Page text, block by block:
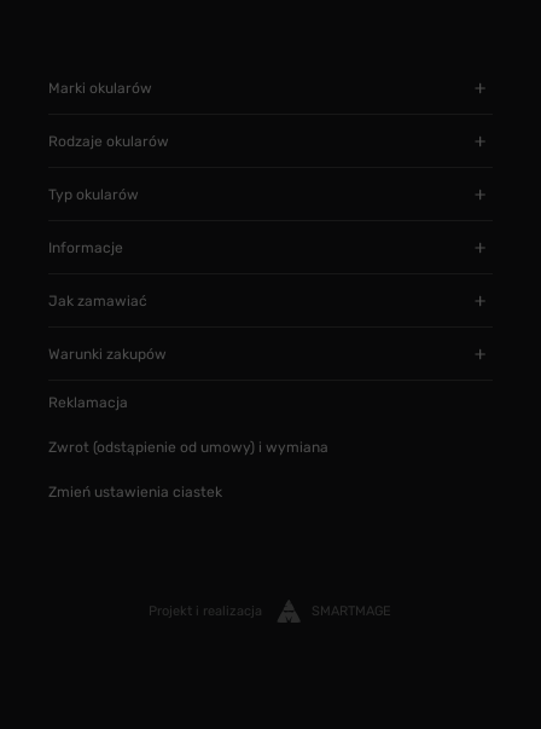
Marki okularów
Rodzaje okularów
Typ okularów
Informacje
Jak zamawiać
Warunki zakupów
Reklamacja
Zwrot (odstąpienie od umowy) i wymiana
Zmień ustawienia ciastek
Projekt i realizacja SMARTMAGE